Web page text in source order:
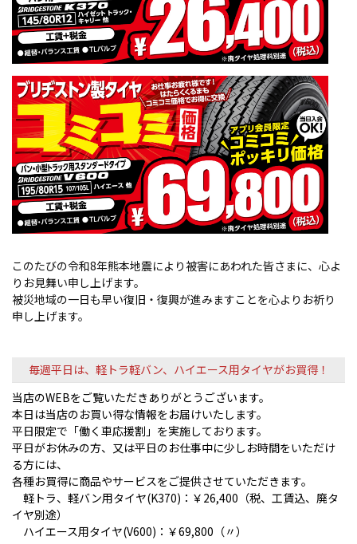
このたびの令和8年熊本地震により被害にあわれた皆さまに、心よ
りお見舞い申し上げます。
被災地域の一日も早い復旧・復興が進みますことを心よりお祈り
申し上げます。
毎週平日は、軽トラ軽バン、ハイエース用タイヤがお買得！
当店のWEBをご覧いただきありがとうございます。
本日は当店のお買い得な情報をお届けいたします。
平日限定で「働く車応援割」を実施しております。
平日がお休みの方、又は平日のお仕事中に少しお時間をいただけ
る方には、
各種お買得に商品やサービスをご提供させていただきます。
軽トラ、軽バン用タイヤ(K370)：￥26,400（税、工賃込、廃タ
イヤ別途）
ハイエース用タイヤ(V600)：￥69,800（〃）